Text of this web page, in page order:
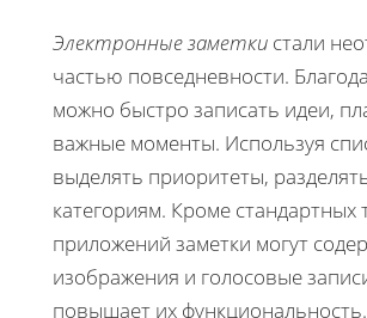
Электронные заметки стали
частью повседневности.
можно быстро записать идеи,
важные моменты. Используя
выделять приоритеты,
категориям. Кроме стандартных
приложений заметки могут
изображения и голосовые
повышает их функциональность.